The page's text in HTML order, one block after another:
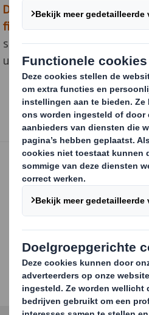
De golfkartonnen inserts
fixatieen de omverpakkingen
stapeling op pallets,
uitdagende omstandigheden